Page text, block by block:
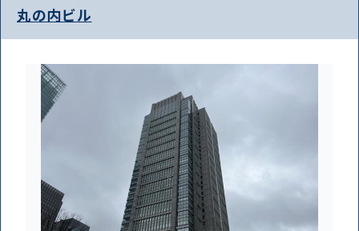
丸の内ビル